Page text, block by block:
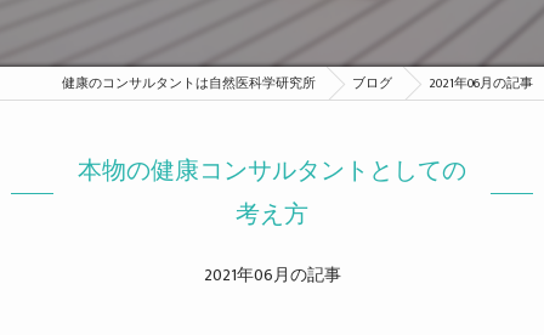
健康のコンサルタントは自然医科学研究所 ブログ 2021年06月の記事
本物の健康コンサルタントとしての
考え方
2021年06月の記事